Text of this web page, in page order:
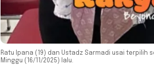
Ratu Ipana (19) dan Ustadz Sarmadi usai terpilih
Minggu (16/11/2025) lalu.